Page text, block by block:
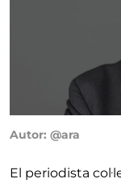
Autor: @ara
El periodista